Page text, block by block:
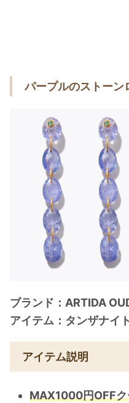
パープルのストーン
ブランド：ARTIDA
アイテム：タンザナイ
アイテム説明
MAX1000円OFF